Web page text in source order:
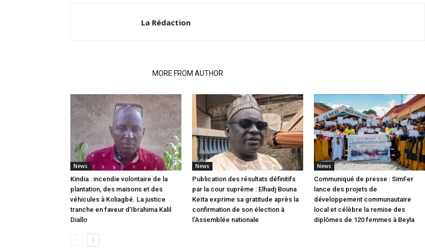
La Rédaction
MORE FROM AUTHOR
News
Kindia : incendie volontaire de la
plantation, des maisons et des
véhicules à Koliagbé. La justice
tranche en faveur d’Ibrahima Kalil
Diallo
News
Publication des résultats définitifs
par la cour suprême : Elhadj Bouna
Keïta exprime sa gratitude après la
confirmation de son élection à
l’Assemblée nationale
News
Communiqué de presse : SimFer
lance des projets de
développement communautaire
local et célèbre la remise des
diplômes de 120 femmes à Beyla